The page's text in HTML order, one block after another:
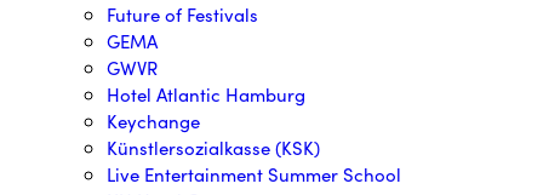
Future of Festivals
GEMA
GWVR
Hotel Atlantic Hamburg
Keychange
Künstlersozialkasse (KSK)
Live Entertainment Summer School